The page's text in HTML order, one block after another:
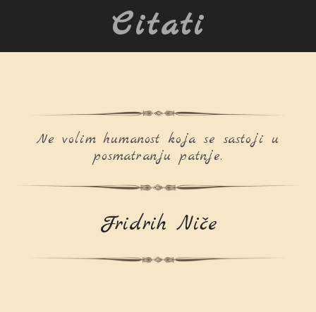
Citati
Ne volim humanost koja se sastoji u
posmatranju patnje.
Fridrih Niče